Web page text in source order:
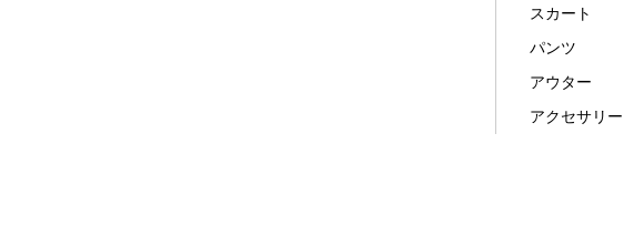
スカート
パンツ
アウター
アクセサリー